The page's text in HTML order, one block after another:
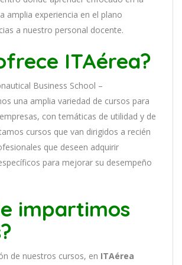
a amplia experiencia en el plano
a nuestro personal docente.
ITAérea?
Business School –
una amplia variedad de cursos para
empresas, con temáticas de utilidad y de
cursos que van dirigidos a recién
que deseen adquirir
para mejorar su desempeño
impartimos
de nuestros cursos, en ITAérea